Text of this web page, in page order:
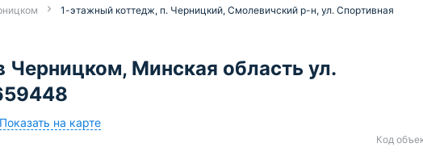
1-этажный коттедж, п. Черницкий, Смолевичский р-н, ул. Спортивная
Минская область ул.
Показать на карте
Код